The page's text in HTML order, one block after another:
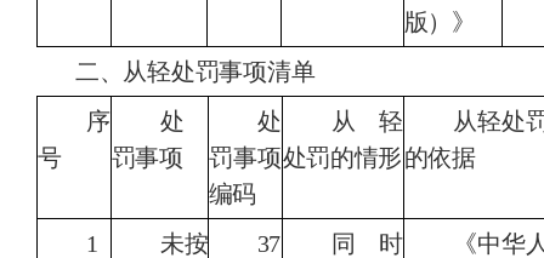
版）》
二、从轻处罚事项清单
序
号
处
罚事项
处
罚事项
编码
从轻
处罚的情形
从轻处
的依据
1
未按
37
同时
《中华